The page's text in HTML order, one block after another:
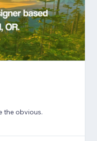
the obvious.